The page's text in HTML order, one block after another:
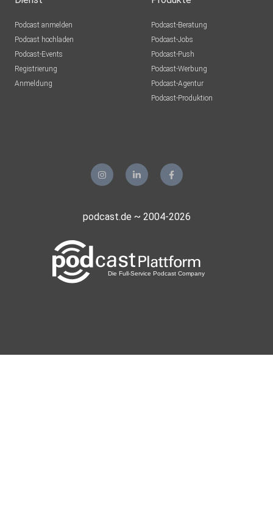
Podcast anmelden
Podcast hochladen
Podcast-Events
Registrierung
Anmeldung
Podcast-Beratung
Podcast-Jobs
Podcast-Push
Podcast-Werbung
Podcast-Agentur
Podcast-Produktion
podcast.de ~ 2004-2026